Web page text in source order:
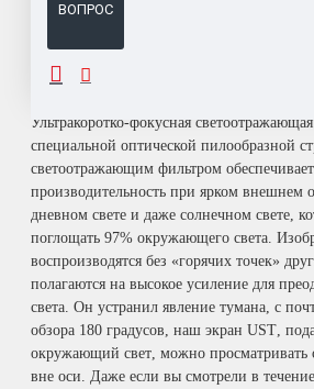
ВОПРОС
ОПИСАНИЕ
Ультракоротко-фокусная
специальной оптической пилообразной
светоотражающим фильтром
производительность при ярком внешнем
дневном свете и даже солнечном свете
поглощать 97% окружающего света
воспроизводятся без «горячих точек»
полагаются на высокое усиление для
света Он устранил явление тумана с
обзора 180 градусов наш экран UST
окружающий свет можно
вне оси
Даже если вы смотрели в